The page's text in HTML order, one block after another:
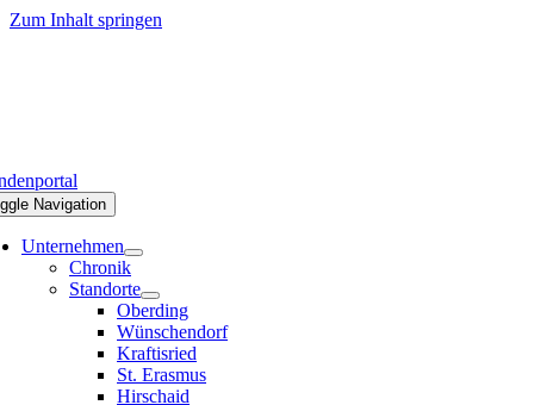
Zum Inhalt springen
Navigation
Unternehmen
Chronik
Standorte
Oberding
Wünschendorf
Kraftisried
St. Erasmus
Hirschaid